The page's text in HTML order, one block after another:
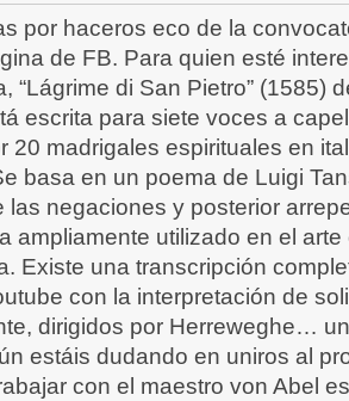
por haceros eco de la
de FB. Para quien esté
“Lágrime di San Pietro” (1585)
escrita para siete voces a
20 madrigales espirituales en
basa en un poema de Luigi
las negaciones y posterior
ampliamente utilizado en el arte
Existe una transcripción
con la interpretación de
dirigidos por Herreweghe…
estáis dudando en uniros al
con el maestro von Abel